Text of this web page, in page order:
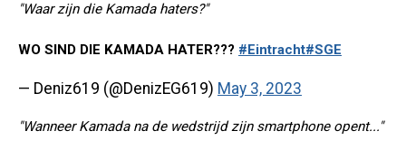
"Waar zijn die Kamada haters?"
WO SIND DIE KAMADA HATER??? #Eintracht#SGE
— Deniz619 (@DenizEG619) May 3, 2023
"Wanneer Kamada na de wedstrijd zijn smartphone opent..."